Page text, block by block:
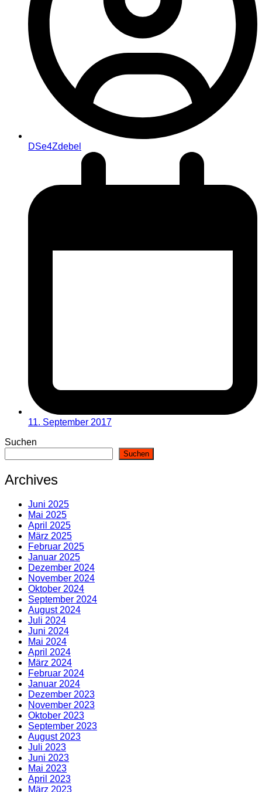
DSe4Zdebel
11. September 2017
Suchen
Suchen
Archives
Juni 2025
Mai 2025
April 2025
März 2025
Februar 2025
Januar 2025
Dezember 2024
November 2024
Oktober 2024
September 2024
August 2024
Juli 2024
Juni 2024
Mai 2024
April 2024
März 2024
Februar 2024
Januar 2024
Dezember 2023
November 2023
Oktober 2023
September 2023
August 2023
Juli 2023
Juni 2023
Mai 2023
April 2023
März 2023